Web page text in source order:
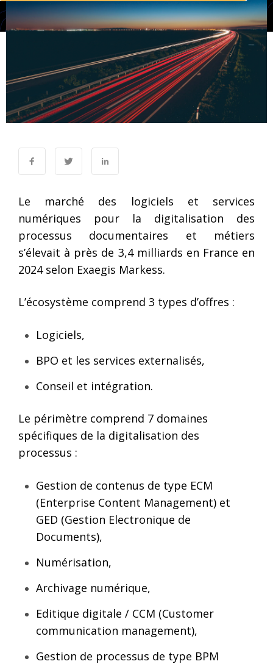
Le marché des logiciels et services
numériques pour la digitalisation des
processus documentaires et métiers
s’élevait à près de 3,4 milliards en France en
2024 selon Exaegis Markess.
L’écosystème comprend 3 types d’offres :
Logiciels,
BPO et les services externalisés,
Conseil et intégration.
Le périmètre comprend 7 domaines
spécifiques de la digitalisation des
processus :
Gestion de contenus de type ECM
(Enterprise Content Management) et
GED (Gestion Electronique de
Documents),
Numérisation,
Archivage numérique,
Editique digitale / CCM (Customer
communication management),
Gestion de processus de type BPM